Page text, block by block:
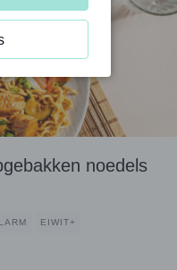
noedels
EIWIT+